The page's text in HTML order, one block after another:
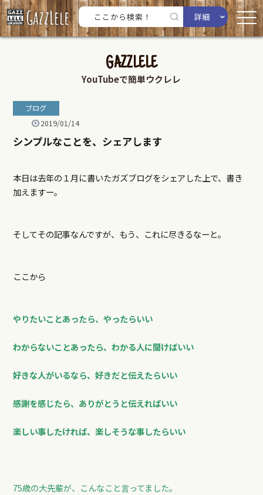
詳細
GAZZLELE
YouTubeで簡単ウクレレ
ブログ
2019/01/14
シンプルなことを、シェアします
本日は去年の１月に書いたガズブログをシェアした上で、書き
加えますー。
そしてその記事なんですが、もう、これに尽きるなーと。
ここから
やりたいことあったら、やったらいい
わからないことあったら、わかる人に聞けばいい
好きな人がいるなら、好きだと伝えたらいい
感謝を感じたら、ありがとうと伝えればいい
楽しい事したければ、楽しそうな事したらいい
75歳の大先輩が、こんなこと言ってました。